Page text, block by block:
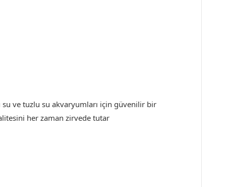
su ve tuzlu su akvaryumları için güvenilir bir
her zaman zirvede tutar